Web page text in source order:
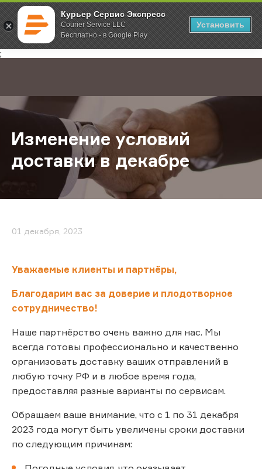
Курьер Сервис Экспресс
Courier Service LLC
Бесплатно - в Google Play
Установить
;
Главная О компании Новости Изменение условий доставки в
Изменение условий
доставки в декабре
01 декабря, 2023
Уважаемые клиенты и партнёры,
Благодарим вас за доверие и плодотворное
сотрудничество!
Наше партнёрство очень важно для нас. Мы
всегда готовы профессионально и качественно
организовать доставку ваших отправлений в
любую точку РФ и в любое время года,
предоставляя разные варианты по сервисам.
Обращаем ваше внимание, что с 1 по 31 декабря
2023 года могут быть увеличены сроки доставки
по следующим причинам: